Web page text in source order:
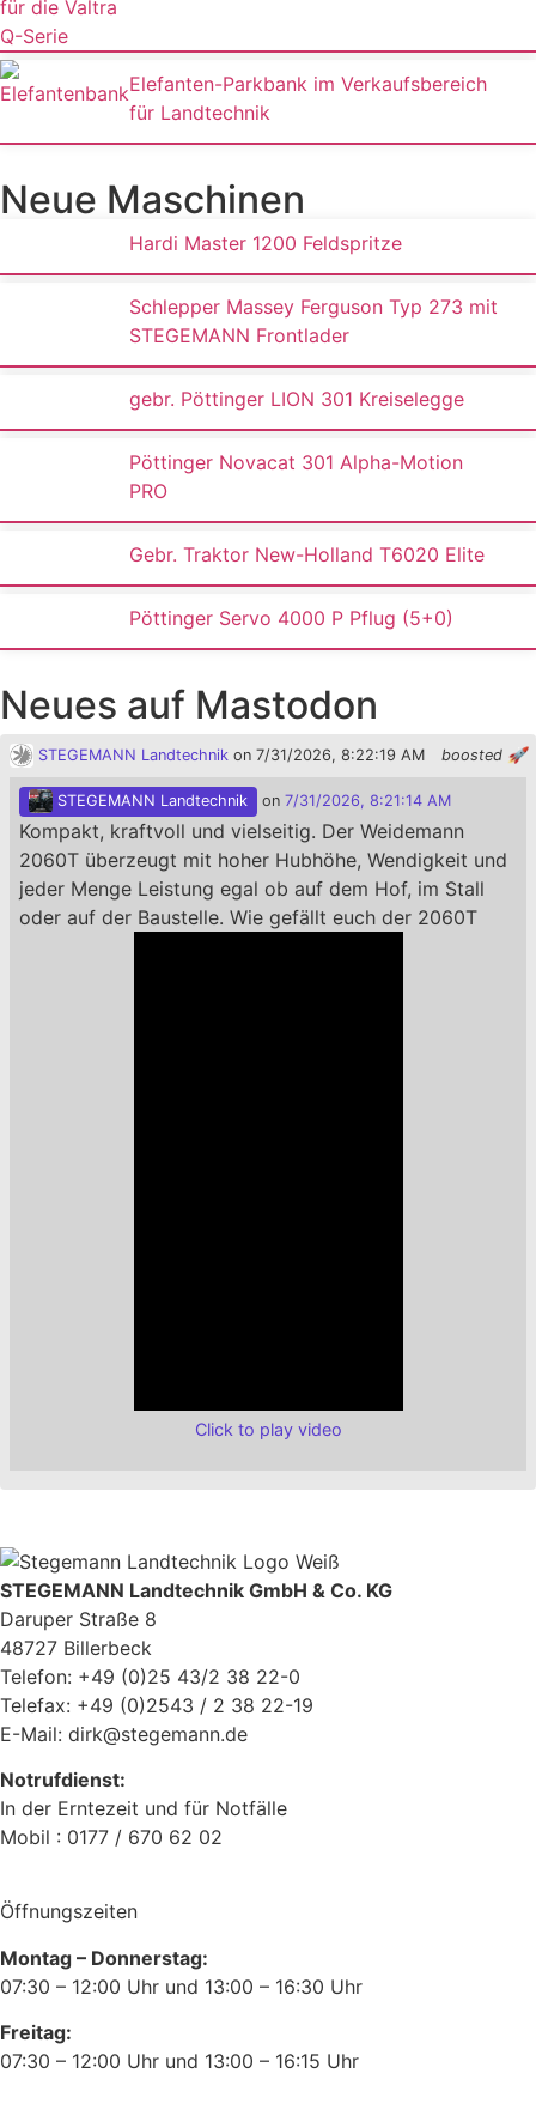
Elefanten-Parkbank im Verkaufsbereich
für Landtechnik
Neue Maschinen
Hardi Master 1200 Feldspritze
Schlepper Massey Ferguson Typ 273 mit
STEGEMANN Frontlader
gebr. Pöttinger LION 301 Kreiselegge
Pöttinger Novacat 301 Alpha-Motion
PRO
Gebr. Traktor New-Holland T6020 Elite
Pöttinger Servo 4000 P Pflug (5+0)
Neues auf Mastodon
boosted 🚀
STEGEMANN Landtechnik on 7/31/2026, 8:22:19 AM
STEGEMANN Landtechnik on 7/31/2026, 8:21:14 AM
Kompakt, kraftvoll und vielseitig. Der Weidemann
2060T überzeugt mit hoher Hubhöhe, Wendigkeit und
jeder Menge Leistung egal ob auf dem Hof, im Stall
oder auf der Baustelle. Wie gefällt euch der 2060T
Click to play video
STEGEMANN Landtechnik GmbH & Co. KG
Daruper Straße 8
48727 Billerbeck
Telefon: +49 (0)25 43/2 38 22-0
Telefax: +49 (0)2543 / 2 38 22-19
E-Mail: dirk@stegemann.de
Notrufdienst:
In der Erntezeit und für Notfälle
Mobil : 0177 / 670 62 02
Öffnungszeiten
Montag – Donnerstag:
07:30 – 12:00 Uhr und 13:00 – 16:30 Uhr
Freitag:
07:30 – 12:00 Uhr und 13:00 – 16:15 Uhr